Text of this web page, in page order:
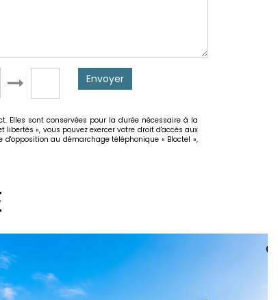
Envoyer
Elles sont conservées pour la durée nécessaire à la
», vous pouvez exercer votre droit d'accès aux
au démarchage téléphonique « Bloctel »,
EXCLUSIVITÉ